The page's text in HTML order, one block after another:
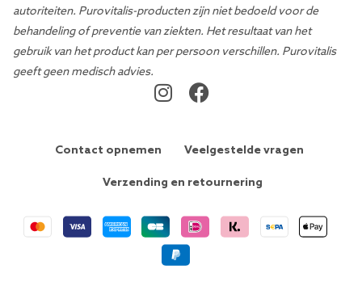
autoriteiten. Purovitalis-producten zijn niet bedoeld voor de
behandeling of preventie van ziekten. Het resultaat van het
gebruik van het product kan per persoon verschillen. Purovitalis
geeft geen medisch advies.
Contact opnemen Veelgestelde vragen
Verzending en retournering